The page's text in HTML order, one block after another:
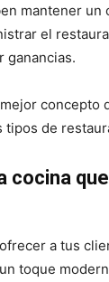
mantener un
el
ganancias.
cocina
a tus
toque